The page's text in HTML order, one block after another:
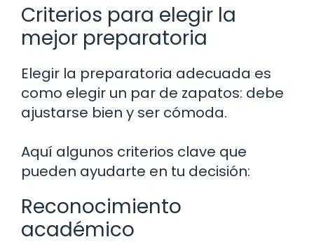
Criterios para elegir la
mejor preparatoria
Elegir la preparatoria adecuada es
como elegir un par de zapatos: debe
ajustarse bien y ser cómoda.
Aquí algunos criterios clave que
pueden ayudarte en tu decisión:
Reconocimiento
académico